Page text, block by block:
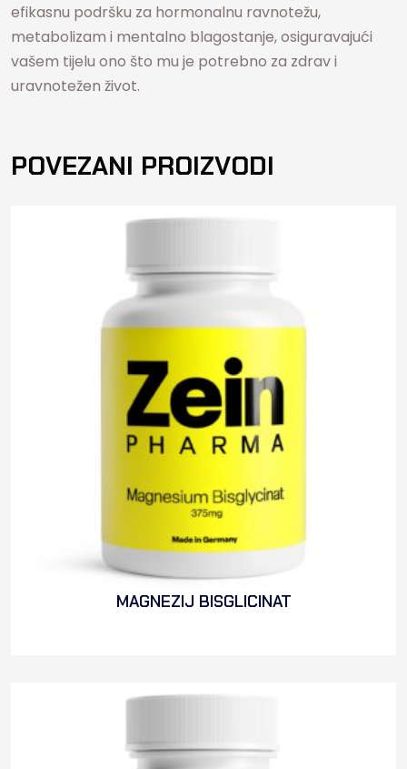
efikasnu podršku za hormonalnu ravnotežu,
metabolizam i mentalno blagostanje, osiguravajući
vašem tijelu ono što mu je potrebno za zdrav i
uravnotežen život.
POVEZANI PROIZVODI
MAGNEZIJ BISGLICINAT